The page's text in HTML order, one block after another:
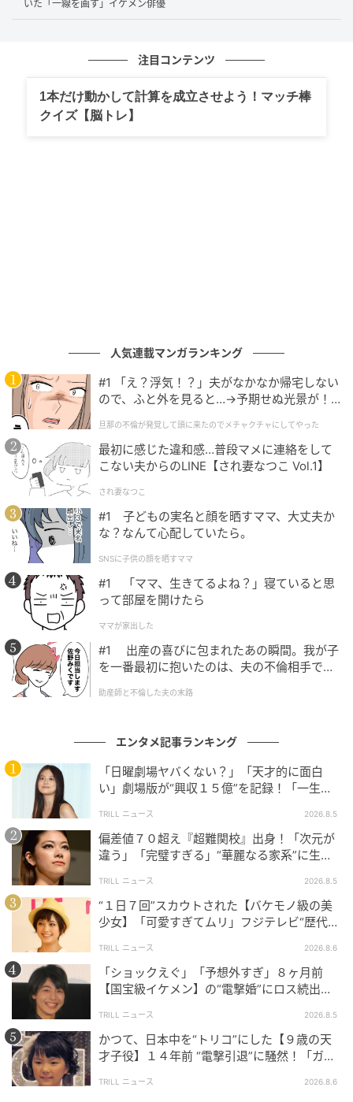
て、どこか周囲を気にしてしまう”、その人間くささを
見事に演じ、本作に親しみやすさを添えました。原作
者・久住昌之さんの作品の長年のファンでもある竹中
さんだけに、“食を描く”物語への思い入れが、そのた
「フランチャコルタ イタリア アワード」に選ばれた鈴木保奈美(C)SANKEI
本作で主人公の妻・静子を演じた鈴木保奈美さん。そ
た。画面に現れるだけで生活感や温もりが伝わり、主
人公が帰るべき場所が自然と成立しています。
SNSでも「相変わらずお美しい」「めっちゃいい役」
といった声が目立ち、美貌への称賛はもちろんです
が、それ以上に評価されているのは、自然体の演技で
しょう。芯の強い女性から包容力のある妻まで幅広く
演じている鈴木さん。本作では、柔らかな表現力が特
に際立っていました。
配信と同時に世界190カ国へ
本作はNetflixオリジナルとして、世界190カ国で同時
ストリーミング配信されました。SNSでは「思わず一
気見」「ネトフリやばいな」「とんでもなく面白い」
「想像を超えてる」「面白すぎてあっという間」な
ど、称賛の声が続出。今なお、その声は続いており、
いた「一線を画す」イケメン俳優
注目コンテンツ
1本だけ動かして計算を成立させよう！マッチ棒
クイズ【脳トレ】
人気連載マンガランキング
#1 「え？浮気！？」夫がなかなか帰宅しない
ので、ふと外を見ると…→予期せぬ光景が！
クチャにしてやった
旦那の不倫が発覚して頭に来たのでメチャクチャにしてやった
最初に感じた違和感…普段マメに連絡をして
こない夫からのLINE【され妻なつこ Vol.1】
され妻なつこ
#1 子どもの実名と顔を晒すママ、大丈夫か
な？なんて心配していたら。
SNSに子供の顔を晒すママ
#1 「ママ、生きてるよね？」寝ていると思
って部屋を開けたら
ママが家出した
#1 出産の喜びに包まれたあの瞬間。我が子
を一番最初に抱いたのは、夫の不倫相手でし
助産師と不倫した夫の末路
エンタメ記事ランキング
「日曜劇場ヤバくない？」「天才的に面白
い」劇場版が“興収１５億”を記録！「一生言
TRILL ニュース 2026.8.5
偏差値７０超え『超難関校』出身！「次元が
違う」「完璧すぎる」“華麗なる家系”に生ま
TRILL ニュース 2026.8.5
“１日７回”スカウトされた【バケモノ級の美
少女】「可愛すぎてムリ」フジテレビ“歴代N
TRILL ニュース 2026.8.6
「ショックえぐ」「予想外すぎ」８ヶ月前
【国宝級イケメン】の“電撃婚”にロス続出！
TRILL ニュース 2026.8.5
かつて、日本中を“トリコ”にした【９歳の天
才子役】１４年前 “電撃引退”に騒然！「ガチ
TRILL ニュース 2026.8.6